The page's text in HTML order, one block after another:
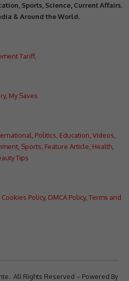
Sports, Science, Current Affairs.
& Around the World.
Tariff,
, My Saves
Politics Education Videos
Sports Feature Article Health
Tips
Cookies Policy, DMCA Policy, Terms and
All Rights Reserved – Powered By